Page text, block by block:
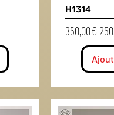
H1314
Prix original
350,00 € Prix